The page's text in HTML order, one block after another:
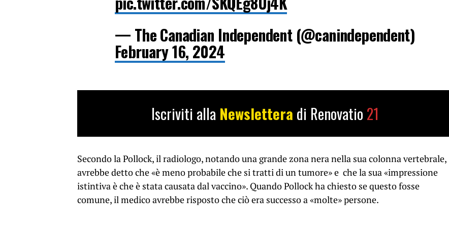
— The Canadian Independent (@canindependent)
February 16, 2024
Iscriviti alla Newslettera di Renovatio 21
Secondo la Pollock, il radiologo, notando una grande zona nera nella sua colonna vertebrale,
avrebbe detto che «è meno probabile che si tratti di un tumore» e che la sua «impressione
istintiva è che è stata causata dal vaccino». Quando Pollock ha chiesto se questo fosse
comune, il medico avrebbe risposto che ciò era successo a «molte» persone.